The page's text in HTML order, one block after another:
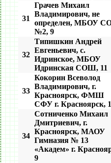
31
Грачев Михаил
Владимирович, не
определен, МБОУ
№2, 9
32
Типишкин Андрей
Евгеньевич, с.
Идринское, МБОУ
Идринская СОШ, 11
33
Кокорин Всеволод
Владимирович, г.
Красноярск, ФМШ
СФУ г. Красноярск,
34
Сотниченко Михаил
Дмитриевич, г.
Красноярск, МАОУ
Гимназия № 13
«Академ» г.
9